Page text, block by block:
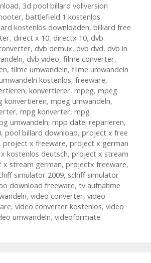
, 3d pool billard vollversion
, battlefield 1 kostenlos
kostenlos downloaden, billiard free
, direct x 10, directx 10, dvb
, dvb demux, dvb dvd, dvb in
, dvb video, filme converter,
, filme umwandeln, filme umwandeln
kostenlos, freeware,
, konvertierer, mpeg, mpeg
konvertieren, mpeg umwandeln,
, mpg konverter, mpg
umwandeln, mpp datei reparieren,
, pool billard download, project x free
, project x freeware, project x german
kostenlos deutsch, project x stream
x stream german, projectx freeware,
simulator 2009, schiff simulator
download freeware, tv aufnahme
, video converter, video
, video converter kostenlos, video
umwandeln, videoformate